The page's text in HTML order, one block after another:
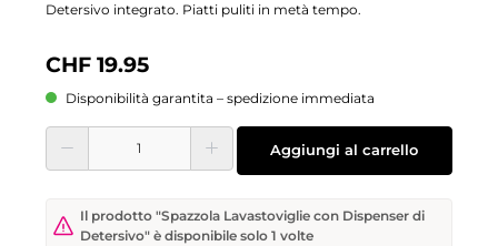
Detersivo integrato. Piatti puliti in metà tempo.
CHF 19.95
Disponibilità garantita – spedizione immediata
Quantità del prodotto: inserisci la quantità desiderata o usa i pulsanti per
Aggiungi al carrello
Il prodotto "Spazzola Lavastoviglie con Dispenser di
Detersivo" è disponibile solo 1 volte